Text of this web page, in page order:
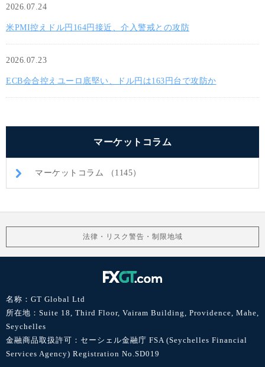
2026.07.24
米PMI控えドル円164円接近、介入警戒との攻防
2026.07.23
ECB会合控えユーロ底堅い、ドル円は163円台で攻防か
マーケットコラム
マーケットコラム （1145）
法律・リスク警告・制限地域
名称：GT Global Ltd
所在地：Suite 18, Third Floor, Vairam Building, Providence, Mahe,
Seychelles
金融商品取扱許可：セーシェル金融庁 FSA (Seychelles Financial
Services Agency) Registration No.SD019